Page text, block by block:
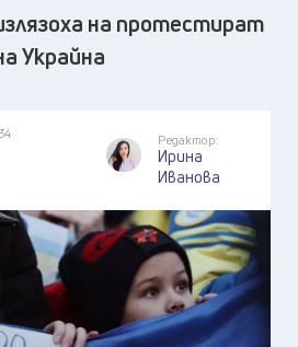
на протестират
Украйна
Редактор:
Ирина
Иванова